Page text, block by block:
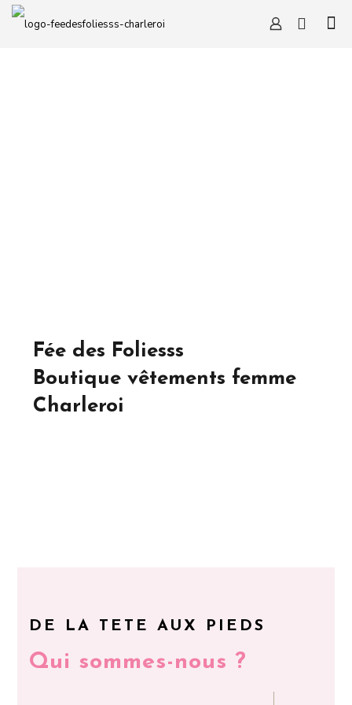
Fée des Foliesss
Boutique vêtements femme
Charleroi
DE LA TETE AUX PIEDS
Qui sommes-nous ?